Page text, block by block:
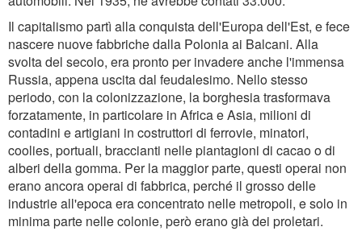
Il capitalismo partì alla conquista dell'Europa dell'Est, e fece
nascere nuove fabbriche dalla Polonia ai Balcani. Alla
svolta del secolo, era pronto per invadere anche l'immensa
Russia, appena uscita dal feudalesimo. Nello stesso
periodo, con la colonizzazione, la borghesia trasformava
forzatamente, in particolare in Africa e Asia, milioni di
contadini e artigiani in costruttori di ferrovie, minatori,
coolies, portuali, braccianti nelle piantagioni di cacao o di
alberi della gomma. Per la maggior parte, questi operai non
erano ancora operai di fabbrica, perché il grosso delle
industrie all'epoca era concentrato nelle metropoli, e solo in
minima parte nelle colonie, però erano già dei proletari.